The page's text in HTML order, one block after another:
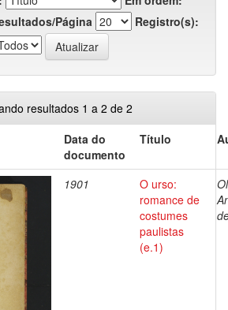
Página
Registro(s):
resultados 1 a 2 de 2
Data do
documento
Título
1901
O urso:
romance de
costumes
paulistas
(e.1)